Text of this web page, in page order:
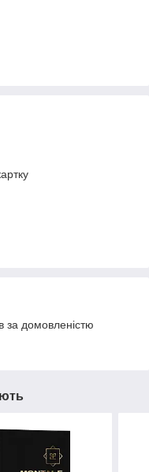
за домовленістю